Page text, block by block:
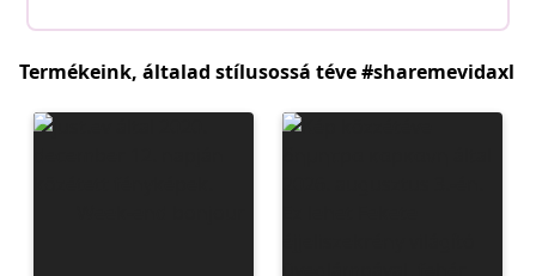
Termékeink, általad stílusossá téve #sharemevidaxl